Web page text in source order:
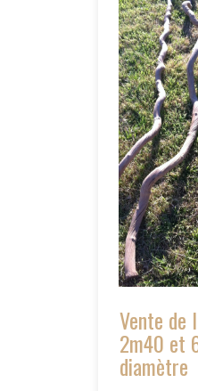
Vente de
2m40 et
diamètre